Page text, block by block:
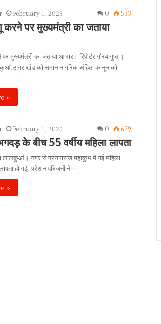
February 1, 2025 0 533
करने पर मुख्यमंत्री का जताया
मुख्यमंत्री का जताया आभार। रिपोर्टर गौरव गुप्ता।
को समान नागरिक संहिता कानून को
»
February 1, 2025 0 629
के बीच 55 वर्षीय महिला लापता
लालकुआं। नगर से प्रयागराज महाकुंभ में गई महिला
हो गई, परेशान परिजनों ने…
»